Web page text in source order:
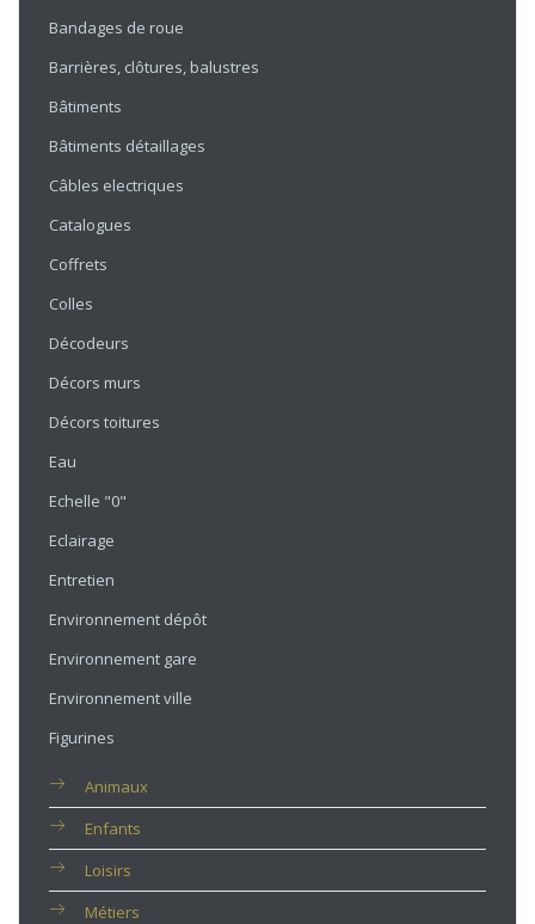
Bandages de roue
Barrières, clôtures, balustres
Bâtiments
Bâtiments détaillages
Câbles electriques
Catalogues
Coffrets
Colles
Décodeurs
Décors murs
Décors toitures
Eau
Echelle "0"
Eclairage
Entretien
Environnement dépôt
Environnement gare
Environnement ville
Figurines
Animaux
Enfants
Loisirs
Métiers